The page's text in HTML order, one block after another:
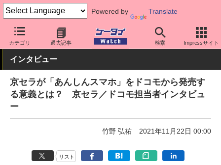
Powered by Translate
カテゴリ 過去記事 検索 Impressサイト
ケータイ Watch キャリア ドコモ スマホ・ケータイ
インタビュー
京セラが「あんしんスマホ」をドコモから発売す
る意義とは？ 京セラ／ドコモ担当者インタビュ
ー
竹野 弘祐 2021年11月22日 00:00
リスト